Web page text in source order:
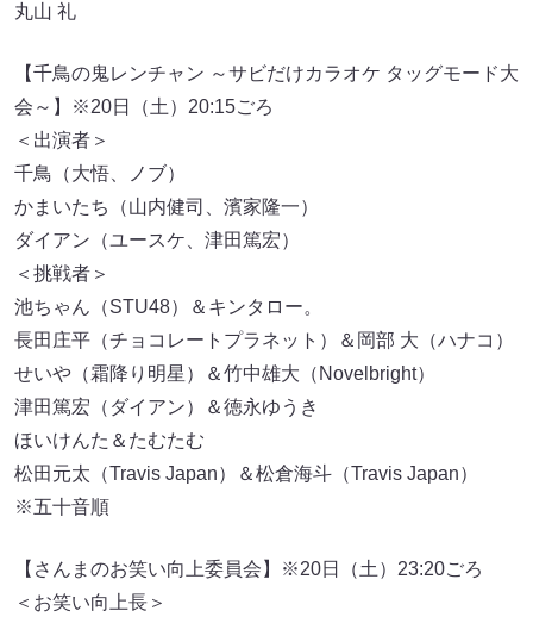
丸山 礼
【千鳥の鬼レンチャン ～サビだけカラオケ タッグモード大
会～】※20日（土）20:15ごろ
＜出演者＞
千鳥（大悟、ノブ）
かまいたち（山内健司、濱家隆一）
ダイアン（ユースケ、津田篤宏）
＜挑戦者＞
池ちゃん（STU48）＆キンタロー。
長田庄平（チョコレートプラネット）＆岡部 大（ハナコ）
せいや（霜降り明星）＆竹中雄大（Novelbright）
津田篤宏（ダイアン）＆徳永ゆうき
ほいけんた＆たむたむ
松田元太（Travis Japan）＆松倉海斗（Travis Japan）
※五十音順
【さんまのお笑い向上委員会】※20日（土）23:20ごろ
＜お笑い向上長＞